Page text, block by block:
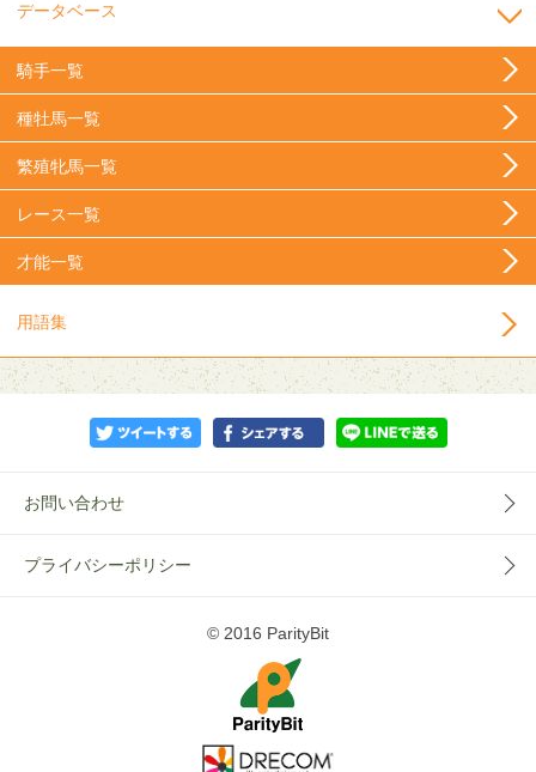
データベース
騎手一覧
種牡馬一覧
繁殖牝馬一覧
レース一覧
才能一覧
用語集
お問い合わせ
プライバシーポリシー
© 2016 ParityBit